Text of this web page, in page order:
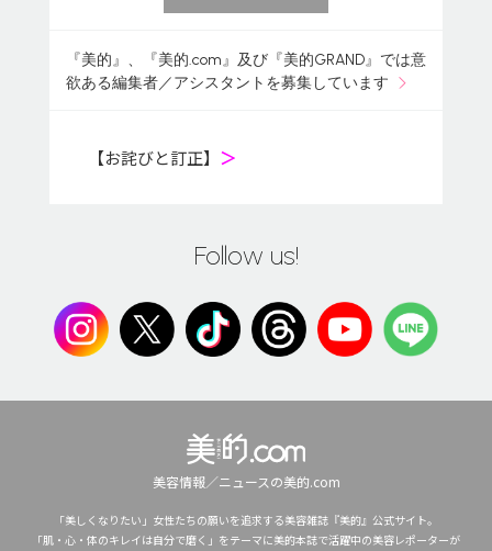
『美的』、『美的.com』及び『美的GRAND』では意
欲ある編集者／アシスタントを募集しています
【お詫びと訂正】 ＞
Follow us!
美容情報／ニュースの美的.com
「美しくなりたい」女性たちの願いを追求する美容雑誌『美的』公式サイト。
「肌・心・体のキレイは自分で磨く」をテーマに美的本誌で活躍中の美容レポーターが